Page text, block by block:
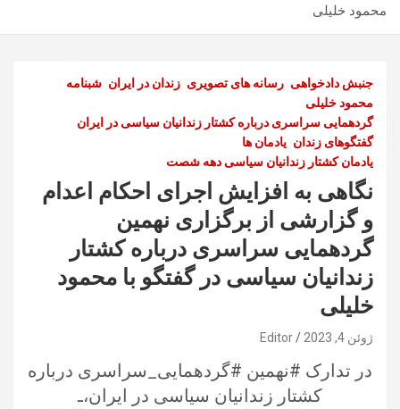
محمود خلیلی
جنبش دادخواهی رسانه های تصویری زندان در ایران شبنامه
محمود خلیلی
گردهمایی سراسری درباره کشتار زندانیان سیاسی در ایران
گفتگوهای زندان یادمان ها
یادمان کشتار زندانیان سیاسی دهه شصت
نگاهی به افزایش اجرای احکام اعدام
و گزارشی از برگزاری نهمین
گردهمایی سراسری درباره کشتار
زندانیان سیاسی در گفتگو با محمود
خلیلی
ژوئن 4, 2023 Editor
در تدارک #نهمین #گردهمایی_سراسری درباره
کشتار زندانیان سیاسی در ایران،ـ